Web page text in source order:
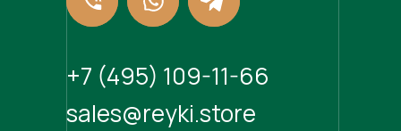
+7 (495) 109-11-66
sales@reyki.store